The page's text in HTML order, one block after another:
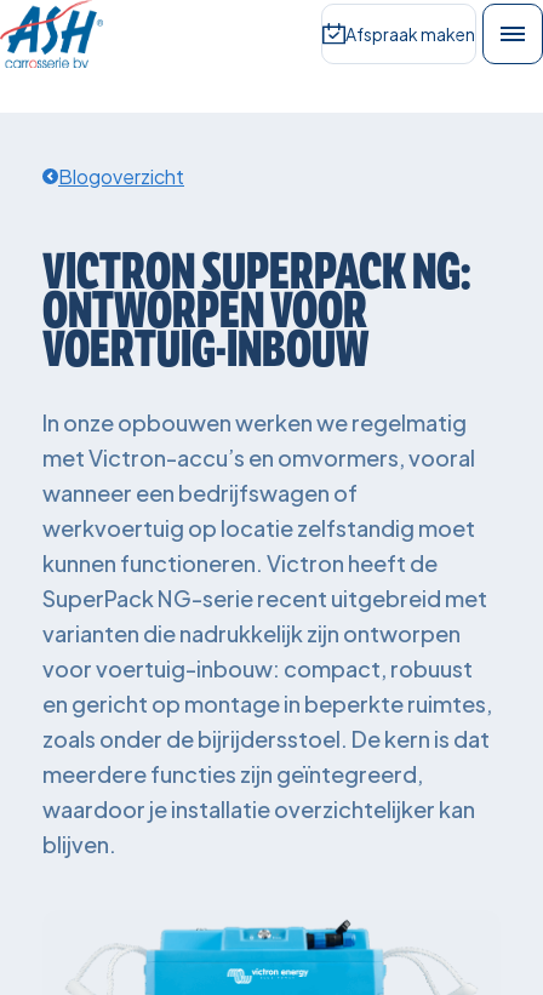
Afspraak maken
Blogoverzicht
VICTRONSUPERPACKNG:
ONTWORPENVOOR
VOERTUIG-INBOUW
In onze opbouwen werken we regelmatig
met Victron-accu’s en omvormers, vooral
wanneer een bedrijfswagen of
werkvoertuig op locatie zelfstandig moet
kunnen functioneren. Victron heeft de
SuperPack NG-serie recent uitgebreid met
varianten die nadrukkelijk zijn ontworpen
voor voertuig-inbouw: compact, robuust
en gericht op montage in beperkte ruimtes,
zoals onder de bijrijdersstoel. De kern is dat
meerdere functies zijn geïntegreerd,
waardoor je installatie overzichtelijker kan
blijven.